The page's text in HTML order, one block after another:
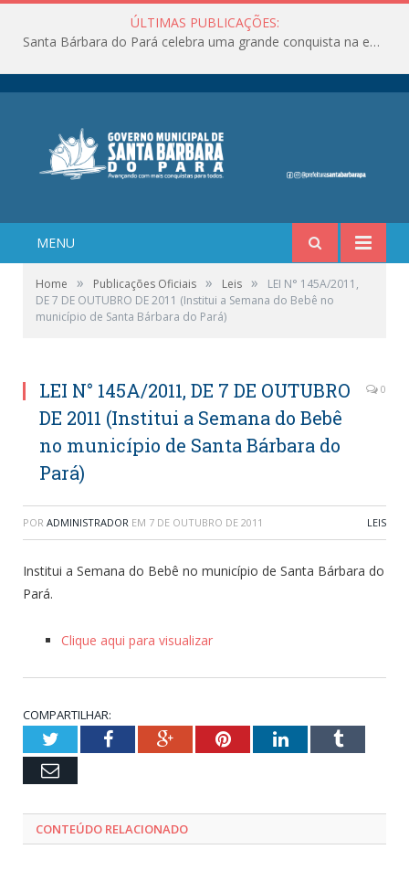
ÚLTIMAS PUBLICAÇÕES:
Santa Bárbara do Pará celebra uma grande conquista na educação!
MENU
Home » Publicações Oficiais » Leis »
LEI N° 145A/2011,
DE 7 DE OUTUBRO DE 2011 (Institui a Semana do Bebê no
município de Santa Bárbara do Pará)
LEI N° 145A/2011, DE 7 DE OUTUBRO
DE 2011 (Institui a Semana do Bebê
no município de Santa Bárbara do
Pará)
0
POR ADMINISTRADOR EM 7 DE OUTUBRO DE 2011 LEIS
Institui a Semana do Bebê no município de Santa Bárbara do
Pará.
Clique aqui para visualizar
COMPARTILHAR:
TwitterFacebookGoogle+PinterestLinkedInTumblr
Email
CONTEÚDO RELACIONADO